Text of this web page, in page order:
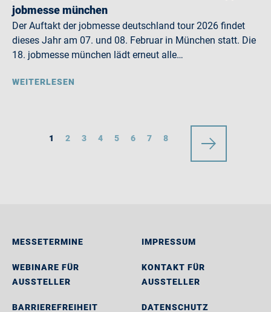
jobmesse münchen
Der Auftakt der jobmesse deutschland tour 2026 findet
dieses Jahr am 07. und 08. Februar in München statt. Die
18. jobmesse münchen lädt erneut alle…
WEITERLESEN
1 2 3 4 5 6 7 8
MESSETERMINE
WEBINARE FÜR
AUSSTELLER
BARRIEREFREIHEIT
IMPRESSUM
KONTAKT FÜR
AUSSTELLER
DATENSCHUTZ